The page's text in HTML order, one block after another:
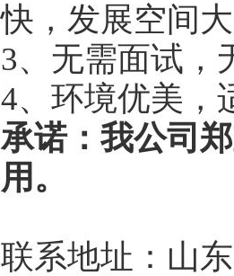
快，发展空间
3、无需面试，
4、环境优美，
承诺：我公司
用。
联系地址：山